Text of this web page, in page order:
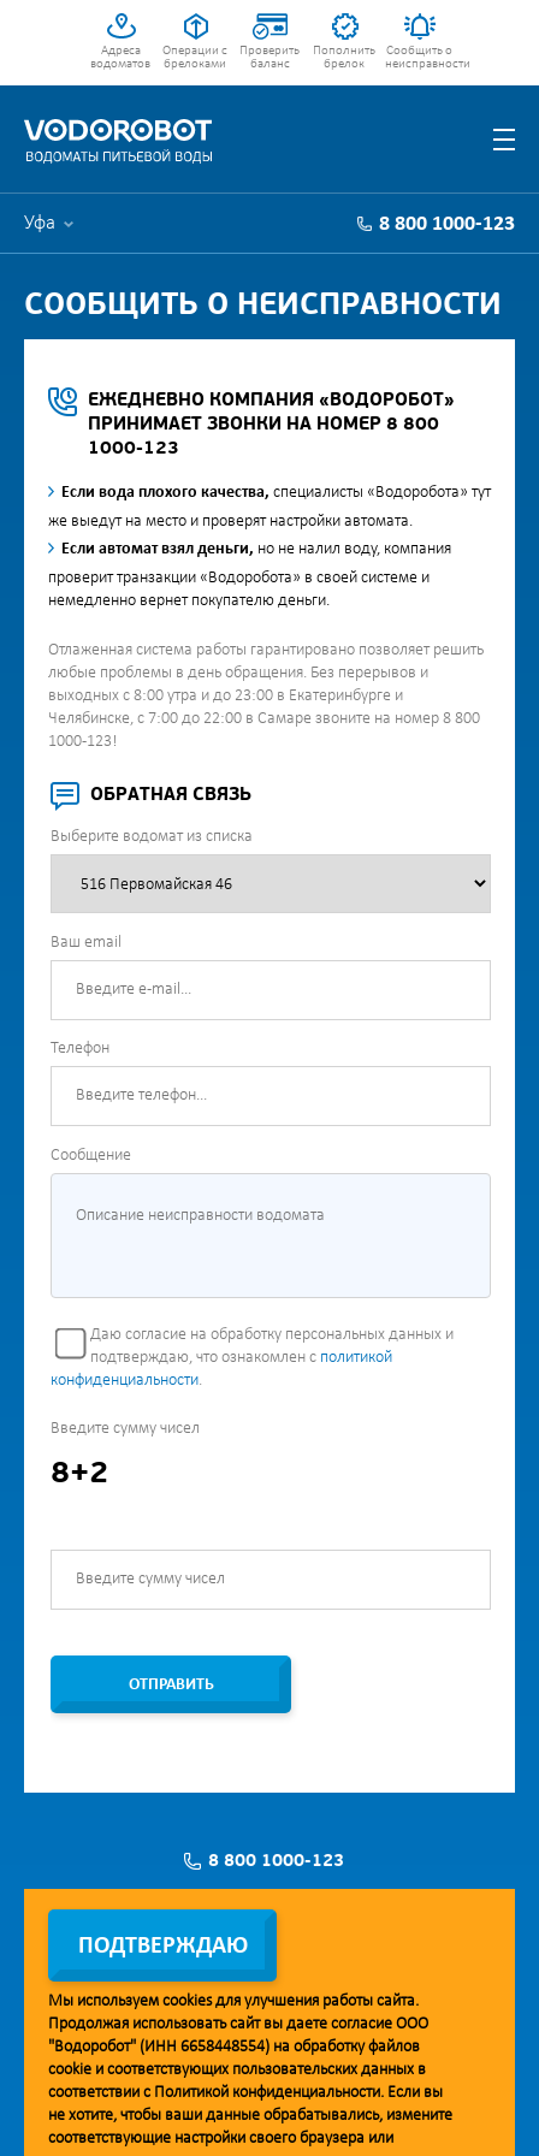
Адреса
водоматов
Операции с
брелоками
Проверить
баланс
Пополнить
брелок
Сообщить о
неисправности
Уфа 8 800 1000-123
СООБЩИТЬ О НЕИСПРАВНОСТИ
ЕЖЕДНЕВНО КОМПАНИЯ «ВОДОРОБОТ»
ПРИНИМАЕТ ЗВОНКИ НА НОМЕР 8 800
1000-123
Если вода плохого качества, специалисты «Водоробота» тут
же выедут на место и проверят настройки автомата.
Если автомат взял деньги, но не налил воду, компания
проверит транзакции «Водоробота» в своей системе и
немедленно вернет покупателю деньги.
Отлаженная система работы гарантировано позволяет решить
любые проблемы в день обращения. Без перерывов и
выходных с 8:00 утра и до 23:00 в Екатеринбурге и
Челябинске, с 7:00 до 22:00 в Самаре звоните на номер 8 800
1000-123!
ОБРАТНАЯ СВЯЗЬ
Выберите водомат из списка
Ваш email
Телефон
Сообщение
Даю согласие на обработку персональных данных и
подтверждаю, что ознакомлен с политикой
конфиденциальности.
Введите сумму чисел
8+2
ОТПРАВИТЬ
8 800 1000-123
Заявка на установку
Мобильное приложение Vodorobot
ПОДТВЕРЖДАЮ
Мы используем cookiesдля улучшения работы сайта.
Продолжая использовать сайт вы даете согласие ООО
"Водоробот" (ИНН 6658448554) на обработку файлов
cookie и соответствующих пользовательских данных в
соответствии с Политикой конфиденциальности. Если вы
не хотите, чтобы ваши данные обрабатывались, измените
соответствующие настройки своего браузера или